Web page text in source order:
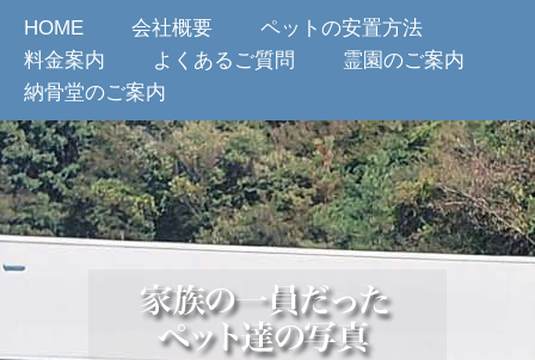
HOME 会社概要
ペットの安置方法
料金案内
よくあるご質問
霊園のご案内
納骨堂のご案内